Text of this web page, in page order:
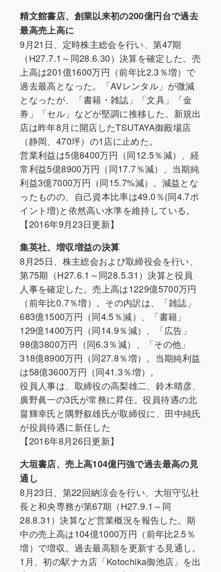
精文館書店、創業以来初の200億円台で過去
最高売上高に
9月21日、定時株主総会を行い、第47期
（H27.7.1～同28.6.30）決算を確定した。売
上高は201億1600万円（前年比2.3％増）で
過去最高となった。「AVレンタル」が微減
となったが、「書籍・雑誌」「文具」「金
券」「セル」などが堅調に推移した。新規出
店は昨年8月に開店したTSUTAYA御殿場店
（静岡、470坪）の1店に止めた。
営業利益は5億8400万円（同12.5％減）、経
常利益5億8900万円（同17.7％減）、当期純
利益3億7000万円（同15.7%減）。減益とな
ったものの、自己資本比率は49.0％(同4.7ポ
イント増)と依然高い水準を維持している。
【2016年9月23日更新】
集英社、増収増益の決算
8月25日、株主総会および取締役会を行い、
第75期（H27.6.1～同28.5.31）決算と役員
人事を確定した。売上高は1229億5700万円
（前年比0.7％増）。その内訳は、「雑誌」
683億1500万円（同4.5％減）、「書籍」
129億1400万円（同14.9％減）、「広告」
98億3800万円（同6.3％減）、「その他」
318億8900万円（同27.8％増）。当期純利益
は58億3600万円（同41.3％増）。
役員人事は、取締役の高梨雄二、鈴木晴彦、
廣野眞一の3氏が常務に昇任。役員待遇の北
畠輝幸氏と隅野叙雄氏が取締役に、田中純氏
が役員待遇に新任した
【2016年8月26日更新】
大垣書店、売上高104億円強で過去最高の見
通し
8月23日、第22回納涼会を行い、大垣守弘社
長と和央専務が第67期（H27.9.1～同
28.8.31）決算など営業概況を報告した。期
中の売上高は104億1000万円（前年比2.5％
増）で増収。過去最高額を更新する見通し。
1月、初の駅ナカ店「Kotochika御池店」を出